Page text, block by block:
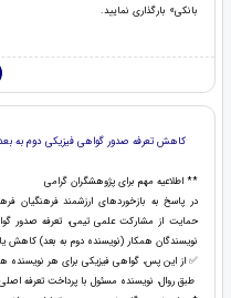
بانکی» بارگذاری نمایید.
کاهش تعرفه صدور گواهی فیزیکی دوم به
** اطلاعیه مهم برای پژوهشگران گرامی
در پاسخ به بازخوردهای ارزشمند فرهنگیان
حمایت از مشارکت علمی تیمی، تعرفه صدور
نویسندگان همکار (نویسنده دوم به بعد) کاهش
✅ از این پس، گواهی فیزیکی برای هر نویسنده همکار با پرداخت
طبق روال، نویسنده مسئول با پرداخت تعرفه